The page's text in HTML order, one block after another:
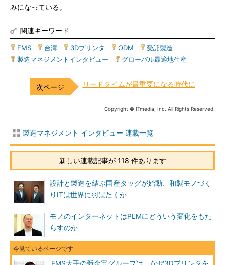
みになっている。
関連キーワード
EMS 台湾 3Dプリンタ ODM 受託製造
製造マネジメントインタビュー
グローバル最適地生産
リードタイムが最重要になる時代に
Copyright © ITmedia, Inc. All Rights Reserved.
製造マネジメント インタビュー 連載一覧
新しい連載記事が 118 件あります
設計と製造を結ぶ国産タッグが始動、和製モノづく
りITは世界に羽ばたくか
モノのインターネットはPLMにどういう変化をもた
らすのか